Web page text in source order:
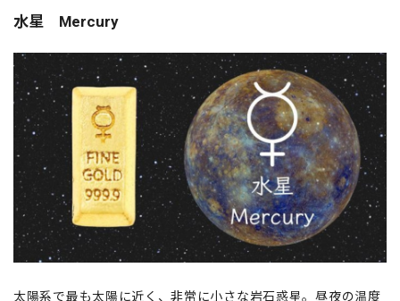
水星 Mercury
太陽系で最も太陽に近く、非常に小さな岩石惑星。昼夜の温度